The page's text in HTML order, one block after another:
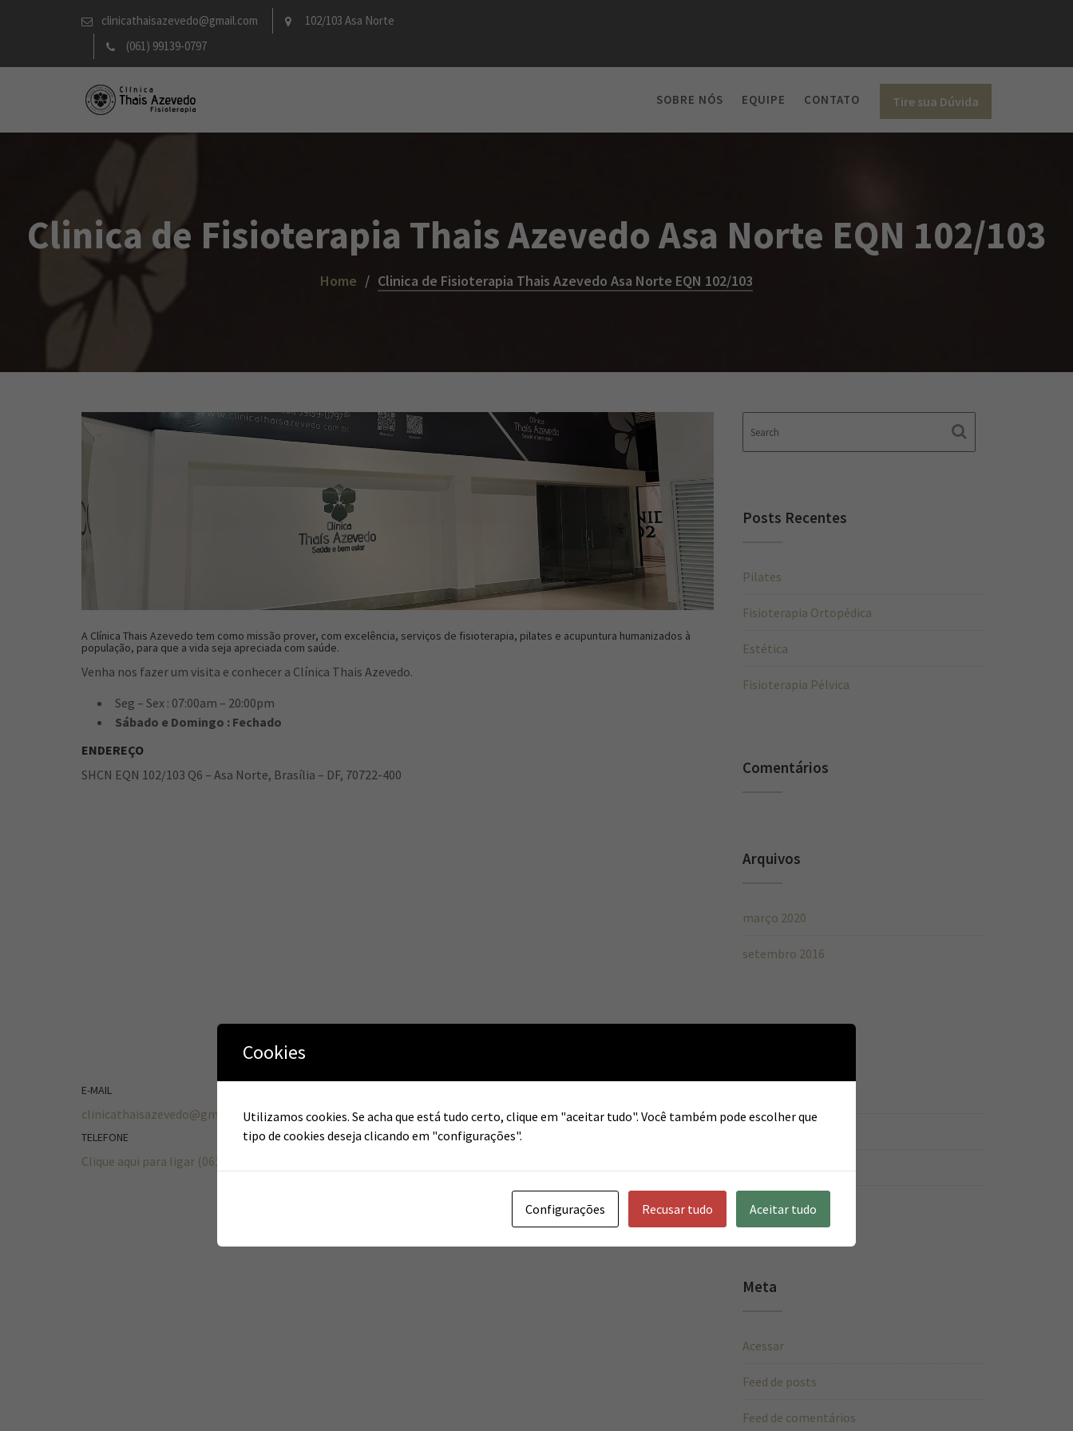
clinicathaisazevedo@gmail.com
102/103 Asa Norte
(061) 99139-0797
Tire sua Dúvida
SOBRE NÓS EQUIPE CONTATO
Clinica de Fisioterapia Thais Azevedo Asa Norte EQN 102/103
Home Clinica de Fisioterapia Thais Azevedo Asa Norte EQN 102/103
A Clínica Thais Azevedo tem como missão prover, com excelência, serviços de fisioterapia, pilates e acupuntura humanizados à
população, para que a vida seja apreciada com saúde.
Venha nos fazer um visita e conhecer a Clínica Thais Azevedo.
Seg – Sex : 07:00am – 20:00pm
Sábado e Domingo : Fechado
ENDEREÇO
SHCN EQN 102/103 Q6 – Asa Norte, Brasília – DF, 70722-400
E-MAIL
clinicathaisazevedo@gmail.com
TELEFONE
Clique aqui para ligar (061) 99139-0797
Posts Recentes
Pilates
Fisioterapia Ortopédica
Estética
Fisioterapia Pélvica
Comentários
Arquivos
março 2020
setembro 2016
Novidade
Pilates
Meta
Acessar
Feed de posts
Feed de comentários
Cookies
Utilizamos cookies. Se acha que está tudo certo, clique em "aceitar tudo". Você também pode escolher que
tipo de cookies deseja clicando em "configurações".
Configurações Recusar tudo Aceitar tudo